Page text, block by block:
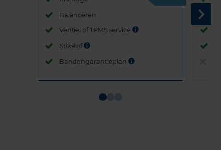
Balanceren
Ventiel of TPMS service
Stikstof
Bandengarantieplan